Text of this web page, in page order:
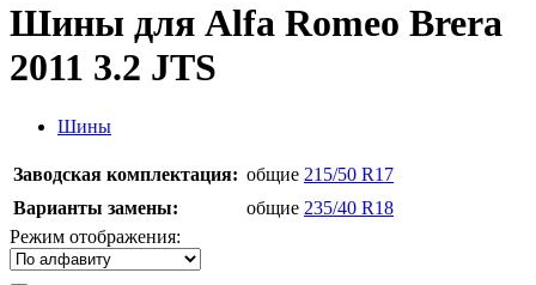
Шины для Alfa Romeo Brera
2011 3.2 JTS
Шины
Заводская комплектация: общие 215/50 R17
Варианты замены:
общие 235/40 R18
Режим отображения: